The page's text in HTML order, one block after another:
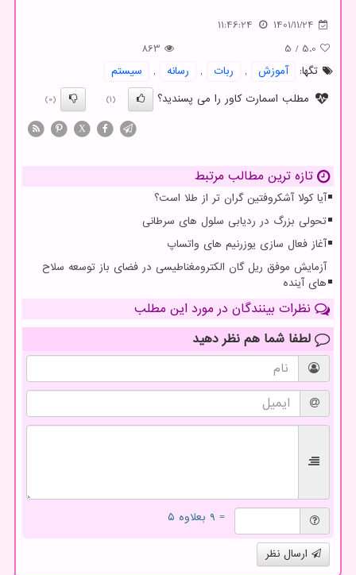
1401/11/24
11:46:24
5.0
/
5
863
تگها:
آموزش , ربات , رسانه ,
سیستم
مطلب اسمارت کاور را می پسندید؟
(1)
(0)
X
تازه ترین مطالب مرتبط
آیا کولا آشکروفتین گران تر از طلا است؟
تحولی بزرگ در ردیابی سلول های سرطانی
آغاز فعال سازی یوزرنیم های واتساپ
آزمایش موفق ریل گان الکترومغناطیسی در فضای باز توسعه سلاح
های آینده
نظرات بینندگان در مورد این مطلب
لطفا شما هم نظر دهید
= ۹ بعلاوه ۵
ارسال نظر